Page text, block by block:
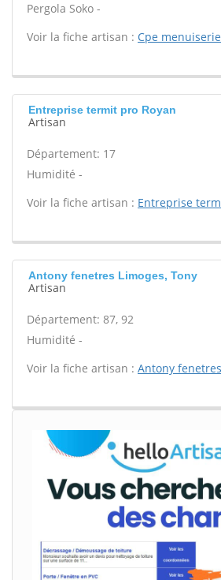
Pergola Soko -
Voir la fiche artisan : Cpe
Entreprise termit pro Royan
Artisan
Département: 17
Humidité -
Voir la fiche artisan : Entreprise
Antony fenetres Limoges, Tony
Artisan
Département: 87, 92
Humidité -
Voir la fiche artisan : Antony fenetres